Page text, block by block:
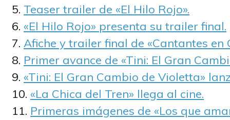
Teaser trailer de «El Hilo Rojo».
«El Hilo Rojo» presenta su trailer final.
Afiche y trailer final de «Cantantes en
Primer avance de «Tini: El Gran
«Tini: El Gran Cambio de Violetta»
«La Chica del Tren» llega al cine.
Primeras imágenes de «Los que